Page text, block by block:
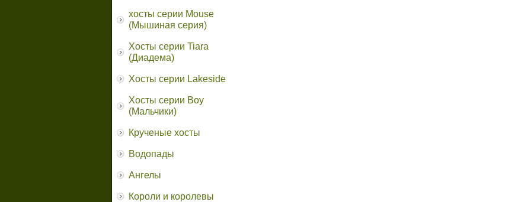
хосты серии Mouse
(Мышиная серия)
Хосты серии Tiara
(Диадема)
Хосты серии Lakeside
Хосты серии Boy
(Мальчики)
Крученые хосты
Водопады
Ангелы
Короли и королевы